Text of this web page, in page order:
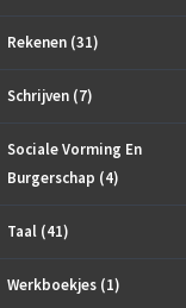
Rekenen (31)
Schrijven (7)
Sociale Vorming En
Burgerschap (4)
Taal (41)
Werkboekjes (1)